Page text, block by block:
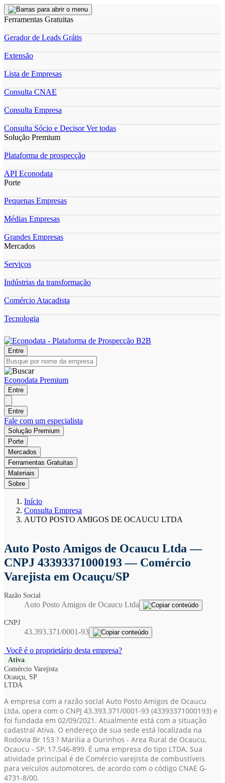
Ferramentas Gratuitas
Gerador de Leads Grátis
Extensão
Lista de Empresas
Consulta CNAE
Consulta Empresa
Consulta Sócio e DecisorVer todas
Solução Premium
Plataforma de prospecção
API Econodata
Porte
Pequenas Empresas
Médias Empresas
Grandes Empresas
Mercados
Serviços
Indústrias da transformação
Comércio Atacadista
Tecnologia
Entre
Econodata Premium
Entre
Entre
Fale com um especialista
Solução Premium
Porte
Mercados
Ferramentas Gratuitas
Materiais
Sobre
Início
Consulta Empresa
AUTO POSTO AMIGOS DE OCAUCU LTDA
Auto Posto Amigos de Ocaucu Ltda—
CNPJ 43393371000193 — Comércio
Varejista em Ocauçu/SP
Razão Social
Auto Posto Amigos de Ocaucu Ltda
CNPJ
43.393.371/0001-93
Você é o proprietário desta empresa?
Ativa
Comércio Varejista
Ocauçu, SP
LTDA
A empresa com a razão social Auto Posto Amigos de Ocaucu
Ltda, opera com o CNPJ 43.393.371/0001-93 (43393371000193) e
foi fundada em 02/09/2021. Atualmente está com a situação
cadastral Ativa. O endereço de sua sede está localizada na
Rodovia Br 153 ? Marilia a Ourinhos - Area Rural de Ocaucu,
Ocaucu - SP, 17.546-899. É uma empresa do tipo LTDA. Sua
atividade principal é de Comércio varejista de combustíveis
para veículos automotores, de acordo com o código CNAE G-
4731-8/00.